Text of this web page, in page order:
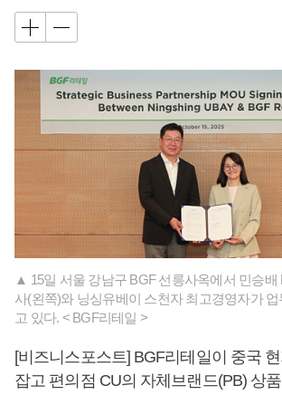
▲ 15일 서울 강남구 BGF 선릉사옥에서 민승배
사(왼쪽)와 닝싱유베이 스천자 최고경영자가
고 있다. < BGF리테일 >
[비즈니스포스트] BGF리테일이 중국
잡고 편의점 CU의 자체브랜드(PB) 상